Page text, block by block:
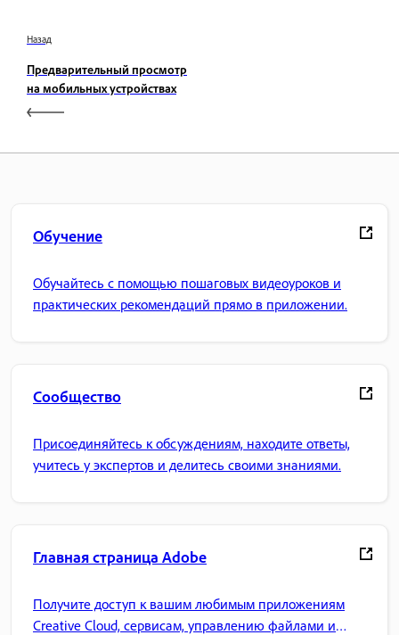
Назад
Предварительный просмотр
на мобильных устройствах
Обучение
Обучайтесь с помощью пошаговых видеоуроков и
практических рекомендаций прямо в приложении.
Сообщество
Присоединяйтесь к обсуждениям, находите ответы,
учитесь у экспертов и делитесь своими знаниями.
Главная страница Adobe
Получите доступ к вашим любимым приложениям
Creative Cloud, сервисам, управлению файлами и